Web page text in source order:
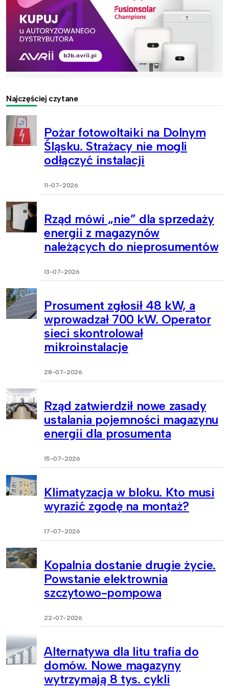
Najczęściej czytane
Pożar fotowoltaiki na Dolnym
Śląsku. Strażacy nie mogli
odłączyć instalacji
11-07-2026
Rząd mówi „nie” dla sprzedaży
energii z magazynów
należących do nieprosumentów
13-07-2026
Prosument zgłosił 48 kW, a
wprowadzał 700 kW. Operator
sieci skontrolował
mikroinstalacje
28-07-2026
Rząd zatwierdził nowe zasady
ustalania pojemności magazynu
energii dla prosumenta
15-07-2026
Klimatyzacja w bloku. Kto musi
wyrazić zgodę na montaż?
17-07-2026
Kopalnia dostanie drugie życie.
Powstanie elektrownia
szczytowo-pompowa
22-07-2026
Alternatywa dla litu trafia do
domów. Nowe magazyny
wytrzymają 8 tys. cykli